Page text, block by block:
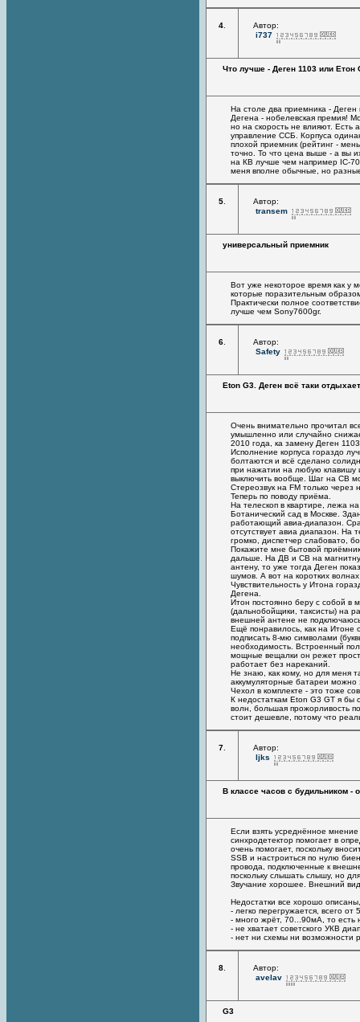
4
Автор:
i737
Что лучше - Деген 1103 или Етон
На столе два приемника -
Дегена - нобелевская премия!
но на скорость не влияют. Есть
управление ССБ. Корпуса
плохой приемник (рейтинг -
точно. То что цена выше - а вы
на КВ лучше чем например IC-
меня вполне обычные, но
5
Автор:
transem
универсальный приемник
Вот уже некоторое время как у
которые поразительным
Практически полное
лучше чем Sony7600gr.
6
Автор:
Safety
Eton G3. Деген всё таки
Очень внимательно прочитал
умышленно или случайно
2010 года, ка замену Деген
Исполнение корпуса гораздо
болтаются и всё сделано
при нажатии на любую клавишу
выключить вообще. Шаг на СВ
Стереозвук на FM только
Теперь по поводу приёма.
На телескоп в квартире, лежа
Ботанический сад в Москве.
работающий авиа-диапазон.
отсутствует авиа диапазон. На
громко, диспетчер слабовато,
Покажите мне бытовой
дальше. На ДВ и СВ на
антену, то уже тогда Деген
шумов. А вот на коротких
Чувствительность у Итона
Дегена.
Итон постоянно беру с собой в
(дальнобойщики, таксисты) на
внешней антене не
Ещё понравилось, как на Итоне
подписать 8-мю символами
необходимость. Встроенный
мощные вещалки он режет
работает без нареканий.
Не знаю, как кому, но для меня
аккумуляторные батареи
Чехол в комплекте - это тоже
К недостаткам Eton G3 GT я бы
волн, большая прожорливость
стоит дешевле, потому что
7
Автор:
ljks
В классе часов с будильником -
Если взять усреднённое
синхродетектор помогает в
очень помогает, поскольку
SSB и настроиться по нулю
провода, подключенные к
поскольку слышать слышу, но
Звучание хорошее. Внешний вид
Недостатки все хорошо
- легко перегружается, всего
- много жрёт, 70...90мА, то есть
- не хватает советского УКВ
- нет ни схемы ни возможности
8
Автор:
avelav
G3